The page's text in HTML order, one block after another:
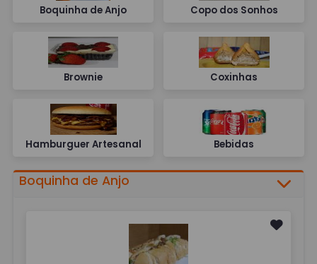
Boquinha de Anjo Copo dos Sonhos
Brownie Coxinhas
Hamburguer Artesanal Bebidas
Boquinha de Anjo